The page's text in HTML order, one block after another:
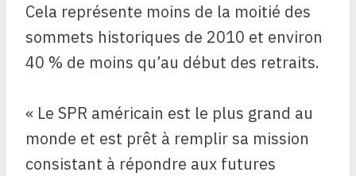
Cela représente moins de la moitié des
sommets historiques de 2010 et environ
40 % de moins qu’au début des retraits.
« Le SPR américain est le plus grand au
monde et est prêt à remplir sa mission
consistant à répondre aux futures